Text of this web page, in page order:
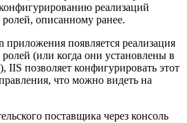
реализаций
описанному ранее.
приложения появляется реализация
(или когда они установлены в
IIS позволяет конфигурировать этот
что можно видеть на